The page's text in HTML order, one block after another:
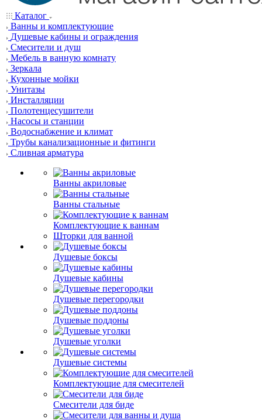
Каталог
Ванны и комплектующие
Душевые кабины и ограждения
Смесители и душ
Мебель в ванную комнату
Зеркала
Кухонные мойки
Унитазы
Инсталляции
Полотенцесушители
Насосы и станции
Водоснабжение и климат
Трубы канализационные и фитинги
Сливная арматура
Ванны акриловые
Ванны стальные
Комплектующие к ваннам
Шторки для ванной
Душевые боксы
Душевые кабины
Душевые перегородки
Душевые поддоны
Душевые уголки
Душевые системы
Комплектующие для смесителей
Смесители для биде